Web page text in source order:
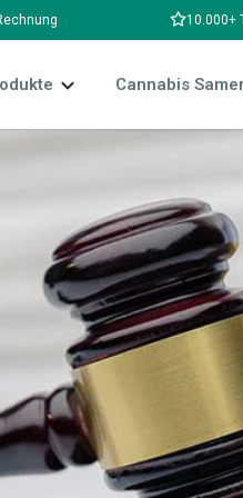
10.000+
Cannabis